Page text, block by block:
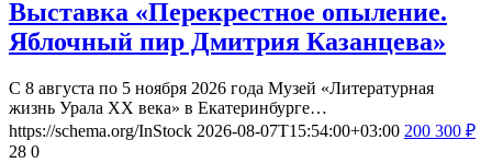
Выставка «Перекрестное опыление.
Яблочный пир Дмитрия Казанцева»
С 8 августа по 5 ноября 2026 года Музей «Литературная
жизнь Урала ХХ века» в Екатеринбурге…
https://schema.org/InStock 2026-08-07T15:54:00+03:00 200 300 ₽
28 0